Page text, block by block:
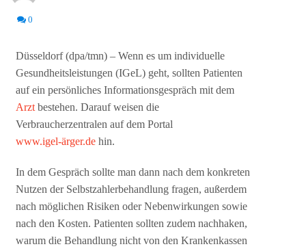
0
Düsseldorf (dpa/tmn) – Wenn es um individuelle
Gesundheitsleistungen (IGeL) geht, sollten Patienten
auf ein persönliches Informationsgespräch mit dem
Arzt bestehen. Darauf weisen die
Verbraucherzentralen auf dem Portal
www.igel-ärger.de hin.
In dem Gespräch sollte man dann nach dem konkreten
Nutzen der Selbstzahlerbehandlung fragen, außerdem
nach möglichen Risiken oder Nebenwirkungen sowie
nach den Kosten. Patienten sollten zudem nachhaken,
warum die Behandlung nicht von den Krankenkassen